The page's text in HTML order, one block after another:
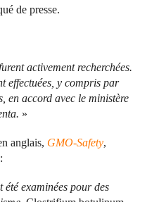
de presse.
activement recherchées.
effectuées, y compris par
en accord avec le ministère
»
anglais, GMO-Safety,
été examinées pour des